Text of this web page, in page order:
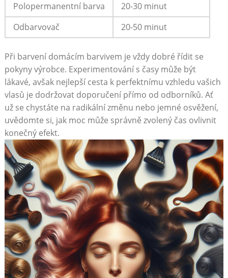
Polopermanentní barva
20-30⁣ minut
Odbarvovač
20-50 minut
Při barvení domácím barvivem je vždy​ dobré řídit se
pokyny výrobce. Experimentování s časy může být
lákavé, avšak nejlepší cesta k perfektnímu vzhledu vašich
vlasů ‌je dodržovat doporučení přímo ‍od⁢ odborníků. Ať
už ‌se chystáte na radikální změnu nebo jemné osvěžení,
uvědomte si, jak moc může správně​ zvolený čas ovlivnit
konečný efekt.